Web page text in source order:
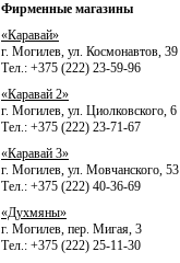
Фирменные магазины
«Каравай»
г. Могилев, ул. Космонавтов, 39
Тел.: +375 (222) 23-59-96
«Каравай 2»
г. Могилев, ул. Циолковского, 6
Тел.: +375 (222) 23-71-67
«Каравай 3»
г. Могилев, ул. Мовчанского, 53
Тел.: +375 (222) 40-36-69
«Духмяны»
г. Могилев, пер. Мигая, 3
Тел.: +375 (222) 25-11-30